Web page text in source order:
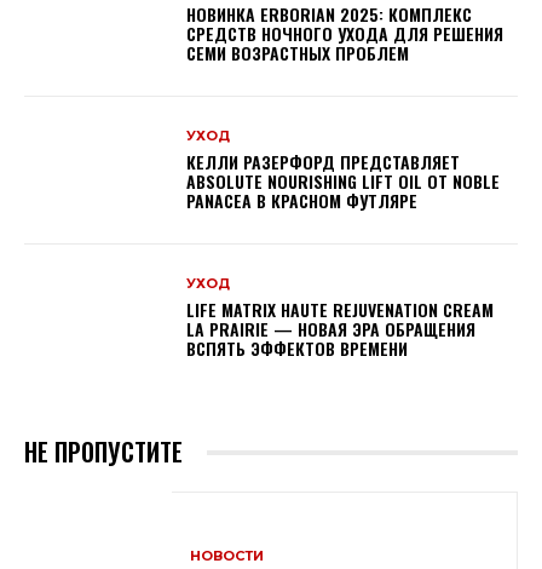
НОВИНКА ERBORIAN 2025: КОМПЛЕКС
СРЕДСТВ НОЧНОГО УХОДА ДЛЯ РЕШЕНИЯ
СЕМИ ВОЗРАСТНЫХ ПРОБЛЕМ
УХОД
КЕЛЛИ РАЗЕРФОРД ПРЕДСТАВЛЯЕТ
ABSOLUTE NOURISHING LIFT OIL ОТ NOBLE
PANACEA В КРАСНОМ ФУТЛЯРЕ
УХОД
LIFE MATRIX HAUTE REJUVENATION CREAM
LA PRAIRIE — НОВАЯ ЭРА ОБРАЩЕНИЯ
ВСПЯТЬ ЭФФЕКТОВ ВРЕМЕНИ
НЕ ПРОПУСТИТЕ
НОВОСТИ